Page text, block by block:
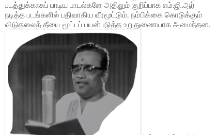
படத்துக்காகப் பாடிய பாடல்களே அதிலும் குறிப்பாக எம்.ஜி.ஆர்
நடித்த படங்களில் பதிவாகிய வீரமூட்டும், நம்பிக்கை கொடுக்கும்
விடுதலைத் தீயை மூட்டப் பயன்படுத்த உறுதுணையாக அமைந்தன.